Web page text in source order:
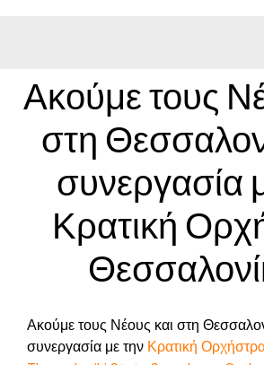
Ακούμε τους
στη
συνεργασία
Κρατική
Ακούμε τους Νέους και στη
συνεργασία με την Κρατική